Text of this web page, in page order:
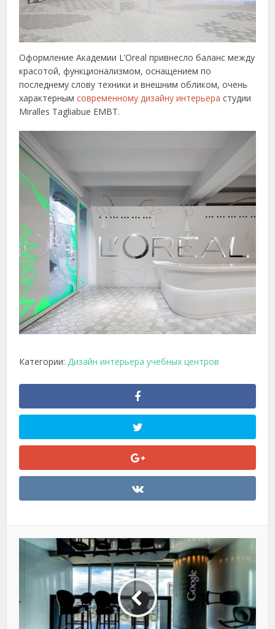
Оформление Академии L’Oreal привнесло баланс между
красотой, функционализмом, оснащением по
последнему слову техники и внешним обликом, очень
характернымсовременному дизайну интерьера студии
Miralles Tagliabue EMBT.
Категории: Дизайн интерьера учебных центров